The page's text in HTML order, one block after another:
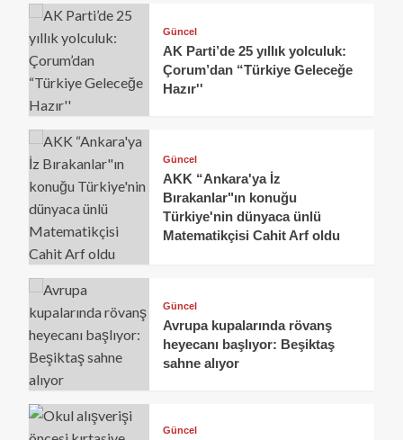
Güncel
AK Parti’de 25 yıllık yolculuk:
Çorum’dan “Türkiye Geleceğe
Hazır''
Güncel
AKK “Ankara'ya İz
Bırakanlar"ın konuğu
Türkiye'nin dünyaca ünlü
Matematikçisi Cahit Arf oldu
Güncel
Avrupa kupalarında rövanş
heyecanı başlıyor: Beşiktaş
sahne alıyor
Güncel